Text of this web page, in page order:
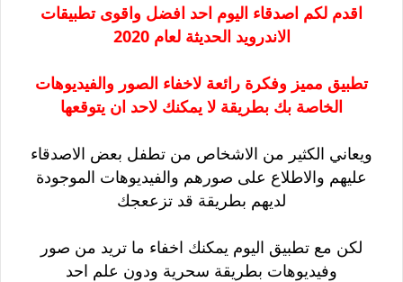
اقدم لكم اصدقاء اليوم احد افضل واقوى تطبيقات
الاندرويد الحديثة لعام 2020
تطبيق مميز وفكرة رائعة لاخفاء الصور والفيديوهات
الخاصة بك بطريقة لا يمكنك لاحد ان يتوقعها
ويعاني الكثير من الاشخاص من تطفل بعض الاصدقاء
عليهم والاطلاع على صورهم والفيديوهات الموجودة
لديهم بطريقة قد تزععجك
لكن مع تطبيق اليوم يمكنك اخفاء ما تريد من صور
وفيديوهات بطريقة سحرية ودون علم احد